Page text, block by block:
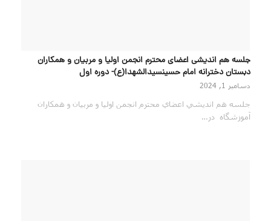
جلسه هم انديشي اعضاي محترم انجمن اوليا و مربيان و همكاران
دبستان دخترانه امام حسینسیدالشهدا(ع)- دوره اول
دسامبر 1, 2024
جلسه هم انديشي اعضاي محترم انجمن اوليا و مربيان و همكاران
آموزشگاه در…